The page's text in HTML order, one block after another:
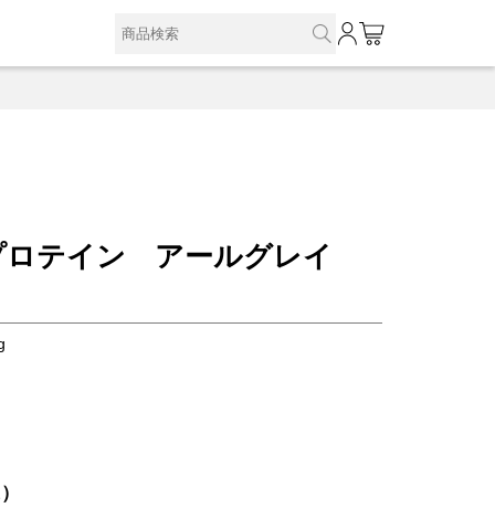
ロテイン アールグレイ